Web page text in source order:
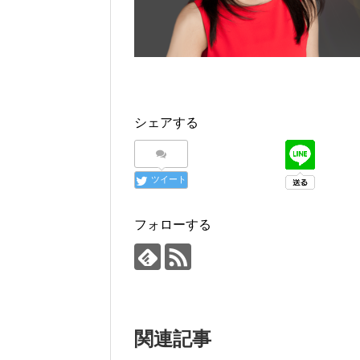
シェアする
ツイート
フォローする
関連記事